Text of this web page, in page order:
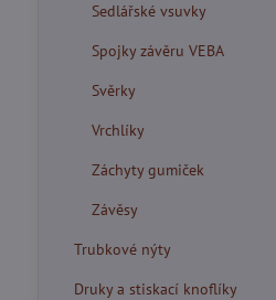
Sedlářské vsuvky
Spojky závěru VEBA
Svěrky
Vrchlíky
Záchyty gumiček
Závěsy
Trubkové nýty
Druky a stiskací knoflíky